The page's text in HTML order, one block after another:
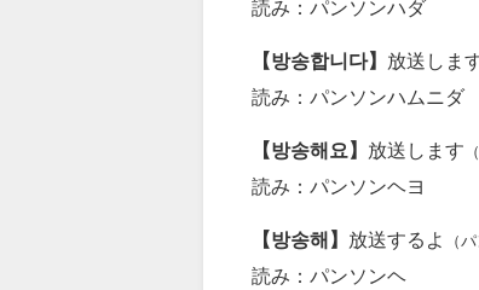
読み：パンソンハダ
【방송합니다】 放送しま
読み：パンソンハムニダ
【방송해요】 放送します
読み：パンソンヘヨ
【방송해】 放送するよ （
読み：パンソンヘ